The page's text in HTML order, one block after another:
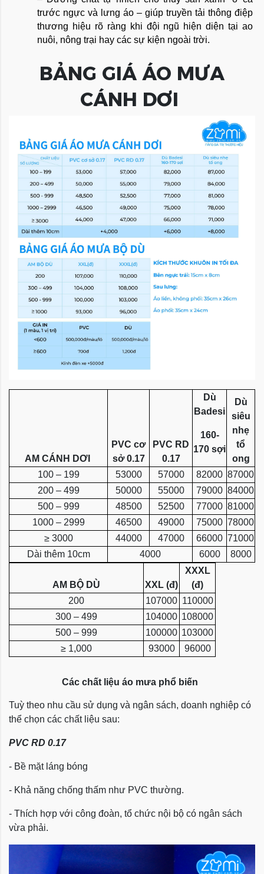
trước ngực và lưng áo – giúp truyền tải thông điệp
thương hiệu rõ ràng khi đội ngũ hiện diện tại ao
nuôi, nông trại hay các sự kiện ngoài trời.
BẢNG GIÁ ÁO MƯA
CÁNH DƠI
AM CÁNH DƠI
PVC cơ
sở 0.17
PVC RD
0.17
Dù
Badesi
160-
170 sợi
Dù
siêu
nhẹ
tổ
ong
100 – 199
53000 57000 82000 87000
200 – 499
50000 55000 79000 84000
500 – 999
48500 52500 77000 81000
1000 – 2999
46500 49000 75000 78000
≥ 3000
44000 47000 66000 71000
Dài thêm 10cm
4000 6000 8000
AM BỘ DÙ XXL (đ)
XXXL
(đ)
200
107000 110000
300 – 499
104000 108000
500 – 999
100000 103000
≥ 1,000
93000 96000
Các chất liệu áo mưa phổ biến
Tuỳ theo nhu cầu sử dụng và ngân sách, doanh nghiệp có
thể chọn các chất liệu sau:
PVC RD 0.17
- Bề mặt láng bóng
- Khả năng chống thấm như PVC thường.
- Thích hợp với công đoàn, tổ chức nội bộ có ngân sách
vừa phải.